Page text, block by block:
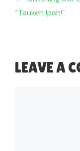
“Taukeh Ipoh!”
LEAVE A